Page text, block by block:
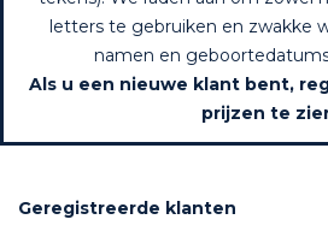
letters te gebruiken en zwakke
namen en
Als u een nieuwe klant bent,
prijzen te
Geregistreerde klanten